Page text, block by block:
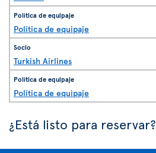
Política de equipaje
Turkish Airlines
Política de equipaje
¿Está listo para reservar?